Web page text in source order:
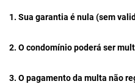
1. Sua garantia é nula (sem
2. O condomínio poderá ser
3. O pagamento da multa não